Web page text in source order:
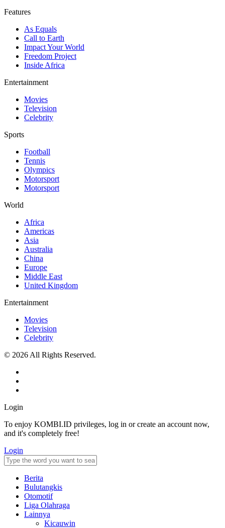
Features
As Equals
Call to Earth
Impact Your World
Freedom Project
Inside Africa
Entertainment
Movies
Television
Celebrity
Sports
Football
Tennis
Olympics
Motorsport
Motorsport
World
Africa
Americas
Asia
Australia
China
Europe
Middle East
United Kingdom
Entertainment
Movies
Television
Celebrity
© 2026 All Rights Reserved.
Login
To enjoy KOMBI.ID privileges, log in or create an account now,
and it's completely free!
Login
Berita
Bulutangkis
Otomotif
Liga Olahraga
Lainnya
Kicauwin